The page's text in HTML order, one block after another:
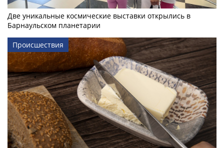
Две уникальные космические выставки открылись в
Барнаульском планетарии
Происшествия